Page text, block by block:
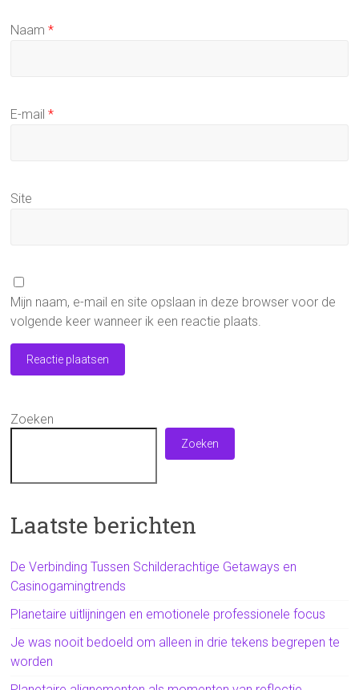
Naam*
E-mail*
Site
Mijn naam, e-mail en site opslaan in deze browser voor de
volgende keer wanneer ik een reactie plaats.
Zoeken
Zoeken
Laatste berichten
De Verbinding Tussen Schilderachtige Getaways en
Casinogamingtrends
Planetaire uitlijningen en emotionele professionele focus
Je was nooit bedoeld om alleen in drie tekens begrepen te
worden